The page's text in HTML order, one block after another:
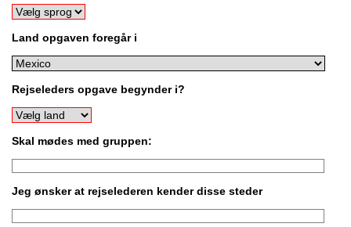
Land opgaven foregår i
Rejseleders opgave begynder i?
Skal mødes med gruppen:
Jeg ønsker at rejselederen kender disse steder